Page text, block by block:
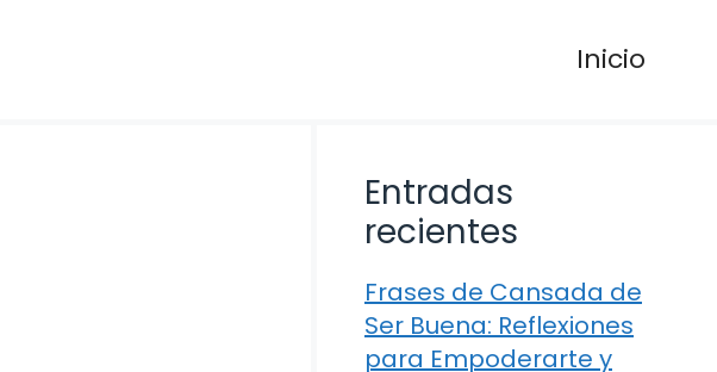
Inicio
Entradas
recientes
Frases de Cansada de
Ser Buena: Reflexiones
para Empoderarte y